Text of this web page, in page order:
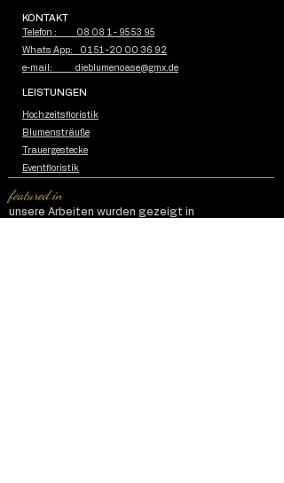
KONTAKT
Telefon : 08 08 1 - 95 53 95
Whats App: 01 51 -20 00 36 92
e-mail: dieblumenoase@gmx.de
LEISTUNGEN
Hochzeitsfloristik
Blumensträuße
Trauergestecke
Eventfloristik
featured in
unsere Arbeiten wurden gezeigt in